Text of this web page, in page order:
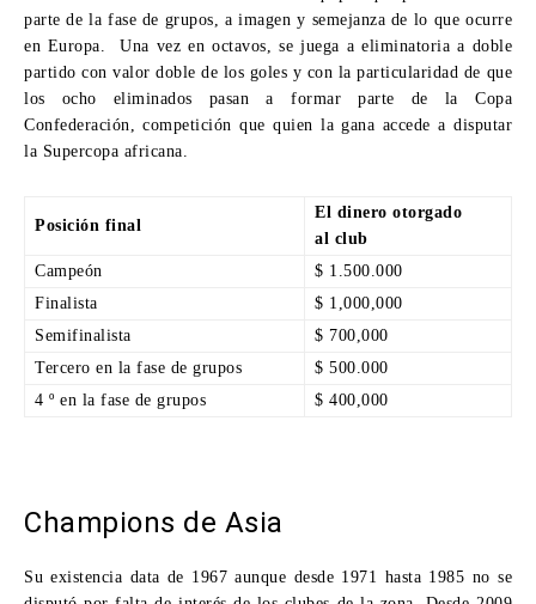
parte de la fase de grupos, a imagen y semejanza de lo que ocurre
en Europa. Una vez en octavos, se juega a eliminatoria a doble
partido con valor doble de los goles y con la particularidad de que
los ocho eliminados pasan a formar parte de la Copa
Confederación, competición que quien la gana accede a disputar
la Supercopa africana.
Posición final
El dinero otorgado
al club
Campeón
$ 1.500.000
Finalista
$ 1,000,000
Semifinalista
$ 700,000
Tercero en la fase de grupos
$ 500.000
4 º en la fase de grupos
$ 400,000
Champions de Asia
Su existencia data de 1967 aunque desde 1971 hasta 1985 no se